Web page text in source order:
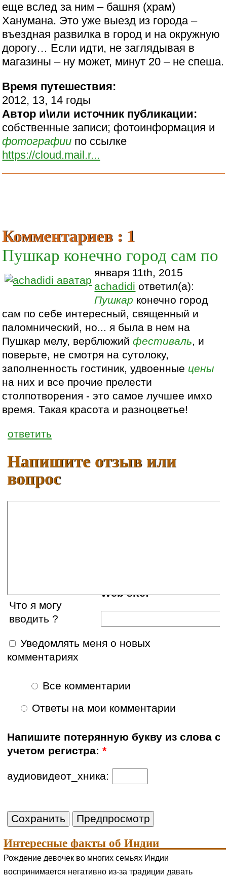
еще вслед за ним – башня (храм)
Ханумана. Это уже выезд из города –
въездная развилка в город и на окружную
дорогу… Если идти, не заглядывая в
магазины – ну может, минут 20 – не спеша.
Время путешествия:
2012, 13, 14 годы
Автор и\или источник публикации:
собственные записи; фотоинформация и
фотографии по ссылке
https://cloud.mail.r...
Комментариев : 1
Пушкар конечно город сам по
января 11th, 2015
achadidi ответил(а):
Пушкар конечно город
сам по себе интересный, священный и
паломнический, но... я была в нем на
Пушкар мелу, верблюжийфестиваль, и
поверьте, не смотря на сутолоку,
заполненность гостиник, удвоенные цены
на них и все прочие прелести
столпотворения - это самое лучшее имхо
время. Такая красота и разноцветье!
ответить
Напишите отзыв или
вопрос
Web site:
Что я могу
вводить ?
Уведомлять меня о новых
комментариях
Все комментарии
Ответы на мои комментарии
Напишите потерянную букву из слова с
учетом регистра:*
аудиовидеот_хника:
Интересные факты об Индии
Рождение девочек во многих семьях Индии
воспринимается негативно из-за традиции давать